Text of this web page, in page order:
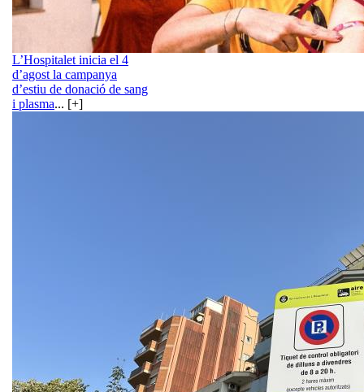
L’Hospitalet inicia el 4
d’agost la campanya
d’estiu de donació de sang
i plasma... [+]